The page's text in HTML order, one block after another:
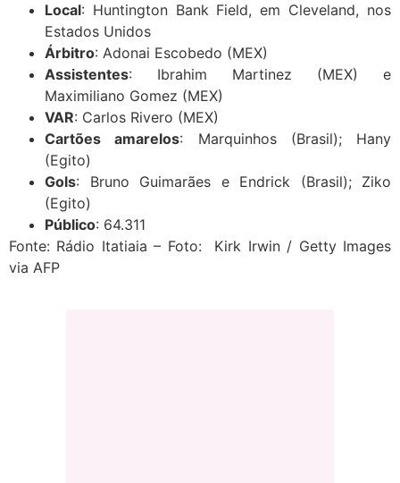
Local: Huntington Bank Field, em Cleveland, nos
Estados Unidos
Árbitro: Adonai Escobedo (MEX)
Assistentes: Ibrahim Martinez (MEX) e
Maximiliano Gomez (MEX)
VAR: Carlos Rivero (MEX)
Cartões amarelos: Marquinhos (Brasil); Hany
(Egito)
Gols: Bruno Guimarães e Endrick (Brasil); Ziko
(Egito)
Público: 64.311
Fonte: Rádio Itatiaia – Foto: Kirk Irwin / Getty Images
via AFP